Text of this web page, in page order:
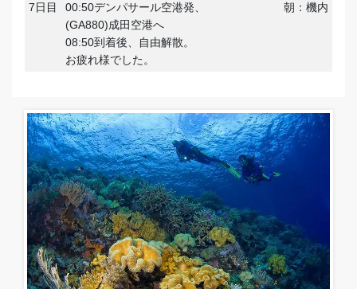
7日目
00:50デンパサール空港発、
(GA880)成田空港へ
08:50到着後、自由解散。
お疲れ様でした。
朝：機内